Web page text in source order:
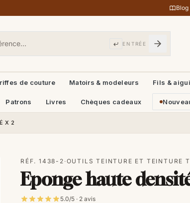
ENTRÉE
de couture Matoirs & modeleurs Fils &
Patrons Livres Chèques cadeaux
X 2
RÉF. 1438-2 ·OUTILS TEINTURE ET TEINTURE
Eponge haute
5.0/5 · 2 avis